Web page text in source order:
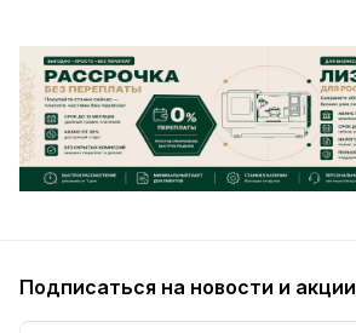
Подписаться на новости и акции